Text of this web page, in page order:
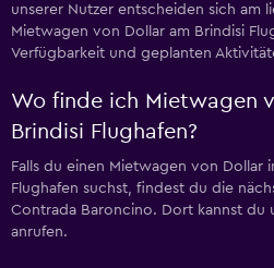
unserer Nutzer entscheiden sich am
Mietwagen von Dollar am Brindisi
Verfügbarkeit und geplanten
Wo finde ich Mietwagen
Brindisi Flughafen?
Falls du einen Mietwagen von Dollar
Flughafen suchst, findest du die
Contrada Baroncino. Dort kannst du
anrufen.